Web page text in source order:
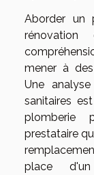
Aborder un
mener à
Une
sanitaires
plomberie
prestataire
place